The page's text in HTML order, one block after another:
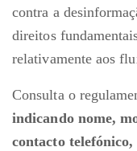
contra a
direitos
relativamente aos
Consulta o
indicando nome,
contacto